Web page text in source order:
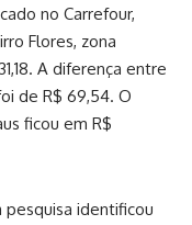
no Carrefour,
Flores, zona
A diferença entre
de R$ 69,54. O
ficou em R$
pesquisa identificou